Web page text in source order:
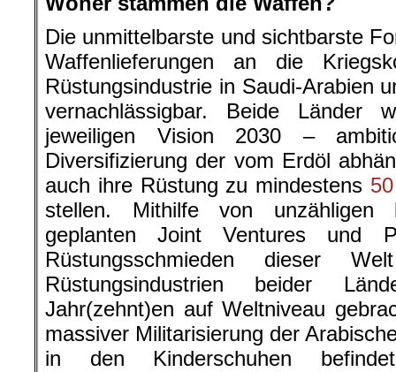
Die unmittelbarste und sichtbarste
Waffenlieferungen an die
Rüstungsindustrie in Saudi-Arabien
vernachlässigbar. Beide Länder
jeweiligen Vision 2030 –
Diversifizierung der vom Erdöl
auch ihre Rüstung zu mindestens
stellen. Mithilfe von unzähligen
geplanten Joint Ventures und
Rüstungsschmieden dieser
Rüstungsindustrien beider
Jahr(zehnt)en auf Weltniveau
massiver Militarisierung der
in den Kinderschuhen